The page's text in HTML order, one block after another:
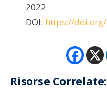
2022
DOI: https://
Risorse Correlate: